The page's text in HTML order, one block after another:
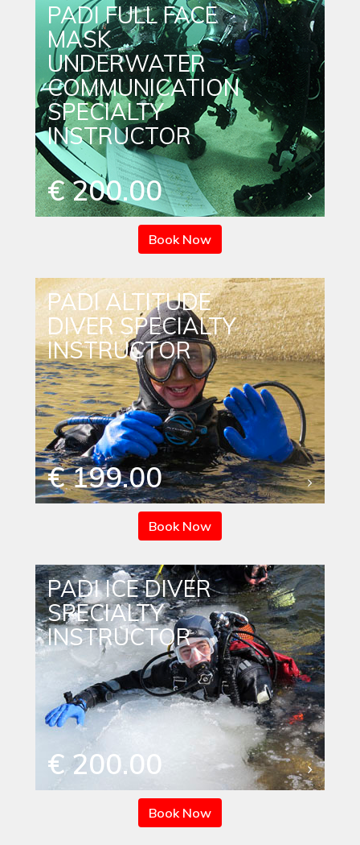
PADI FULL FACE
MASK
UNDERWATER
COMMUNICATION
SPECIALTY
INSTRUCTOR
€ 200.00
Book Now
PADI ALTITUDE
DIVER SPECIALTY
INSTRUCTOR
€ 199.00
Book Now
PADI ICE DIVER
SPECIALTY
INSTRUCTOR
€ 200.00
Book Now